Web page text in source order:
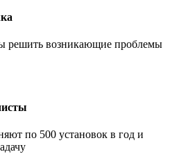
решить возникающие проблемы
по 500 установок в год и